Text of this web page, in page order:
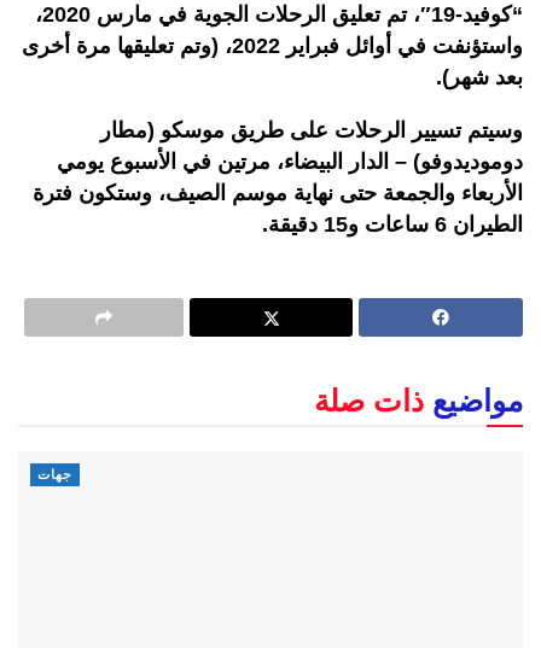
“كوفيد-19″، تم تعليق الرحلات الجوية في مارس 2020،
واستؤنفت في أوائل فبراير 2022، (وتم تعليقها مرة أخرى
بعد شهر).
وسيتم تسيير الرحلات على طريق موسكو (مطار
دوموديدوفو) – الدار البيضاء، مرتين في الأسبوع يومي
الأربعاء والجمعة حتى نهاية موسم الصيف، وستكون فترة
الطيران 6 ساعات و15 دقيقة.
مواضيع ذات صلة
جهات